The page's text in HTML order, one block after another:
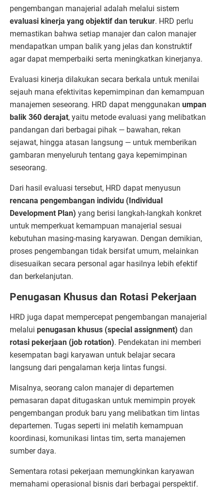
pengembangan manajerial adalah melalui sistem
evaluasi kinerja yang objektif dan terukur. HRD perlu
memastikan bahwa setiap manajer dan calon manajer
mendapatkan umpan balik yang jelas dan konstruktif
agar dapat memperbaiki serta meningkatkan kinerjanya.
Evaluasi kinerja dilakukan secara berkala untuk menilai
sejauh mana efektivitas kepemimpinan dan kemampuan
manajemen seseorang. HRD dapat menggunakan umpan
balik 360 derajat, yaitu metode evaluasi yang melibatkan
pandangan dari berbagai pihak — bawahan, rekan
sejawat, hingga atasan langsung — untuk memberikan
gambaran menyeluruh tentang gaya kepemimpinan
seseorang.
Dari hasil evaluasi tersebut, HRD dapat menyusun
rencana pengembangan individu (Individual
Development Plan) yang berisi langkah-langkah konkret
untuk memperkuat kemampuan manajerial sesuai
kebutuhan masing-masing karyawan. Dengan demikian,
proses pengembangan tidak bersifat umum, melainkan
disesuaikan secara personal agar hasilnya lebih efektif
dan berkelanjutan.
Penugasan Khusus dan Rotasi Pekerjaan
HRD juga dapat mempercepat pengembangan manajerial
melalui penugasan khusus (special assignment) dan
rotasi pekerjaan (job rotation). Pendekatan ini memberi
kesempatan bagi karyawan untuk belajar secara
langsung dari pengalaman kerja lintas fungsi.
Misalnya, seorang calon manajer di departemen
pemasaran dapat ditugaskan untuk memimpin proyek
pengembangan produk baru yang melibatkan tim lintas
departemen. Tugas seperti ini melatih kemampuan
koordinasi, komunikasi lintas tim, serta manajemen
sumber daya.
Sementara rotasi pekerjaan memungkinkan karyawan
memahami operasional bisnis dari berbagai perspektif.